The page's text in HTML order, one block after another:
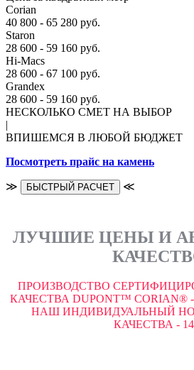
Corian
40 800 - 65 280 руб.
Staron
28 600 - 59 160 руб.
Hi-Macs
28 600 - 67 100 руб.
Grandex
28 600 - 59 160 руб.
НЕСКОЛЬКО СМЕТ НА ВЫБОР
|
ВПИШЕМСЯ В ЛЮБОЙ БЮДЖЕТ
Посмотреть прайс на камень
≫ БЫСТРЫЙ РАСЧЕТ ≪
ЛУЧШИЕ ЦЕНЫ И
ПРОИЗВОДСТВО
КАЧЕСТВА DUPONT™ CORIAN® -
НАШ ИНДИВИДУАЛЬНЫЙ
КАЧЕСТВА -